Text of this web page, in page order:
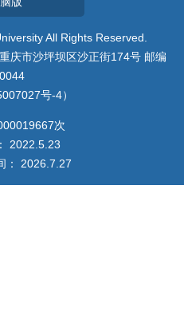
All Rights Reserved.
庆市沙坪坝区沙正街174号 邮编
号-4）
次
2022 5 23
： 2026 7 27